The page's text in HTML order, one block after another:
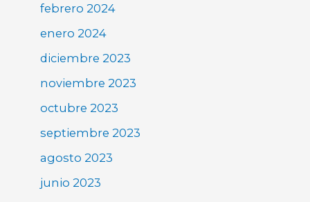
febrero 2024
enero 2024
diciembre 2023
noviembre 2023
octubre 2023
septiembre 2023
agosto 2023
junio 2023